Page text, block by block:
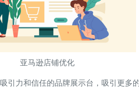
亚马逊店铺优化
力和信任的品牌展示台，吸引更多